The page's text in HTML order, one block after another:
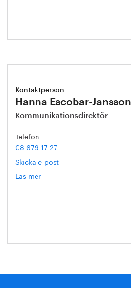
Kontaktperson
Hanna Escobar-Jansson
Kommunikationsdirektör
Telefon
08 679 17 27
Skicka e-post
Läs mer